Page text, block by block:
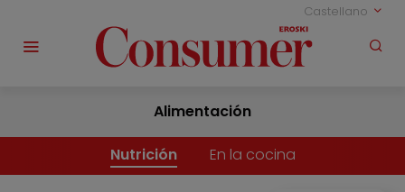
Castellano
Alimentación
Nutrición En la cocina